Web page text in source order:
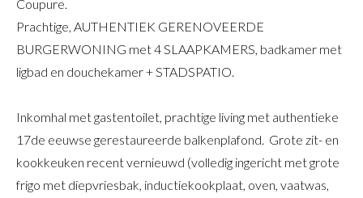
Coupure.
Prachtige, AUTHENTIEK GERENOVEERDE
BURGERWONING met 4 SLAAPKAMERS, badkamer met
ligbad en douchekamer + STADSPATIO.
Inkomhal met gastentoilet, prachtige living met authentieke
17de eeuwse gerestaureerde balkenplafond. Grote zit- en
kookkeuken recent vernieuwd (volledig ingericht met grote
frigo met diepvriesbak, inductiekookplaat, oven, vaatwas,